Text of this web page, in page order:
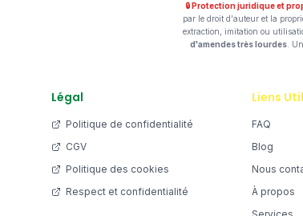
🔒 Protection juridique et
par le droit d'auteur et la
extraction, imitation ou
d'amendes très lourdes .
Légal
Politique de confidentialité
CGV
Politique des cookies
Respect et confidentialité
Liens
FAQ
Blog
Nous
À propos